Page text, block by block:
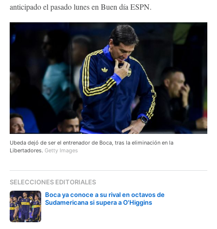
anticipado el pasado lunes en Buen día ESPN.
Ubeda dejó de ser el entrenador de Boca, tras la eliminación en la
Libertadores. Getty Images
SELECCIONES EDITORIALES
Boca ya conoce a su rival en octavos de
Sudamericana si supera a O'Higgins